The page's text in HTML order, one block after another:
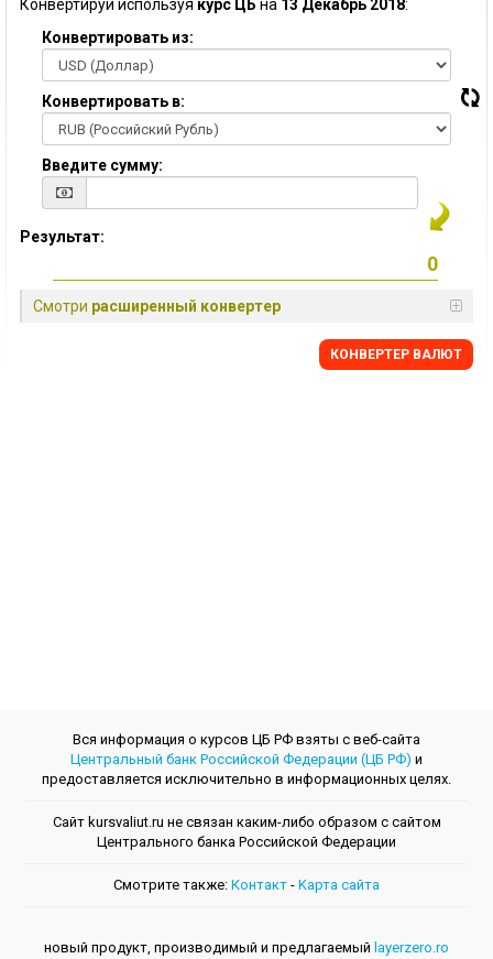
Конвертируй используя курс ЦБ на 13 Декабрь 2018:
Конвертировать из:
Конвертировать в:
Введите сумму:
Результат:
Смотри расширенный конвертер
КОНВЕРТЕР ВАЛЮТ
Вся информация о курсов ЦБ РФ взяты с веб-сайта
Центральный банк Российской Федерации (ЦБ РФ) и
предоставляется исключительно в информационных целях.
Сайт kursvaliut.ru не связан каким-либо образом с сайтом
Центрального банкa Российской Федерации
Смотрите также: Контакт - Kарта сайта
новый продукт, производимый и предлагаемый layerzero.ro